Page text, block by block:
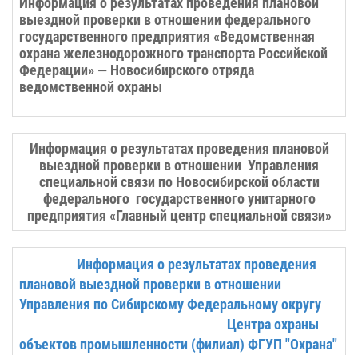
выездной проверки в отношении федерального
государственного предприятия «Ведомственная
охрана железнодорожного транспорта Российской
Федерации» — Новосибирского отряда
ведомственной охраны
Информация о результатах проведения плановой
выездной проверки в отношении Управления
специальной связи по Новосибирской области
федерального государственного унитарного
предприятия «Главный центр специальной связи»
Информация о результатах проведения
плановой выездной проверки в отношении
Управления по Сибирскому Федеральному округу
Центра охраны
объектов промышленности (филиал) ФГУП "Охрана"